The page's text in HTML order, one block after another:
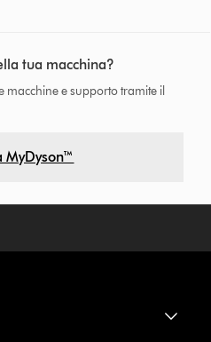
tua macchina?
macchine e supporto tramite il
MyDyson™